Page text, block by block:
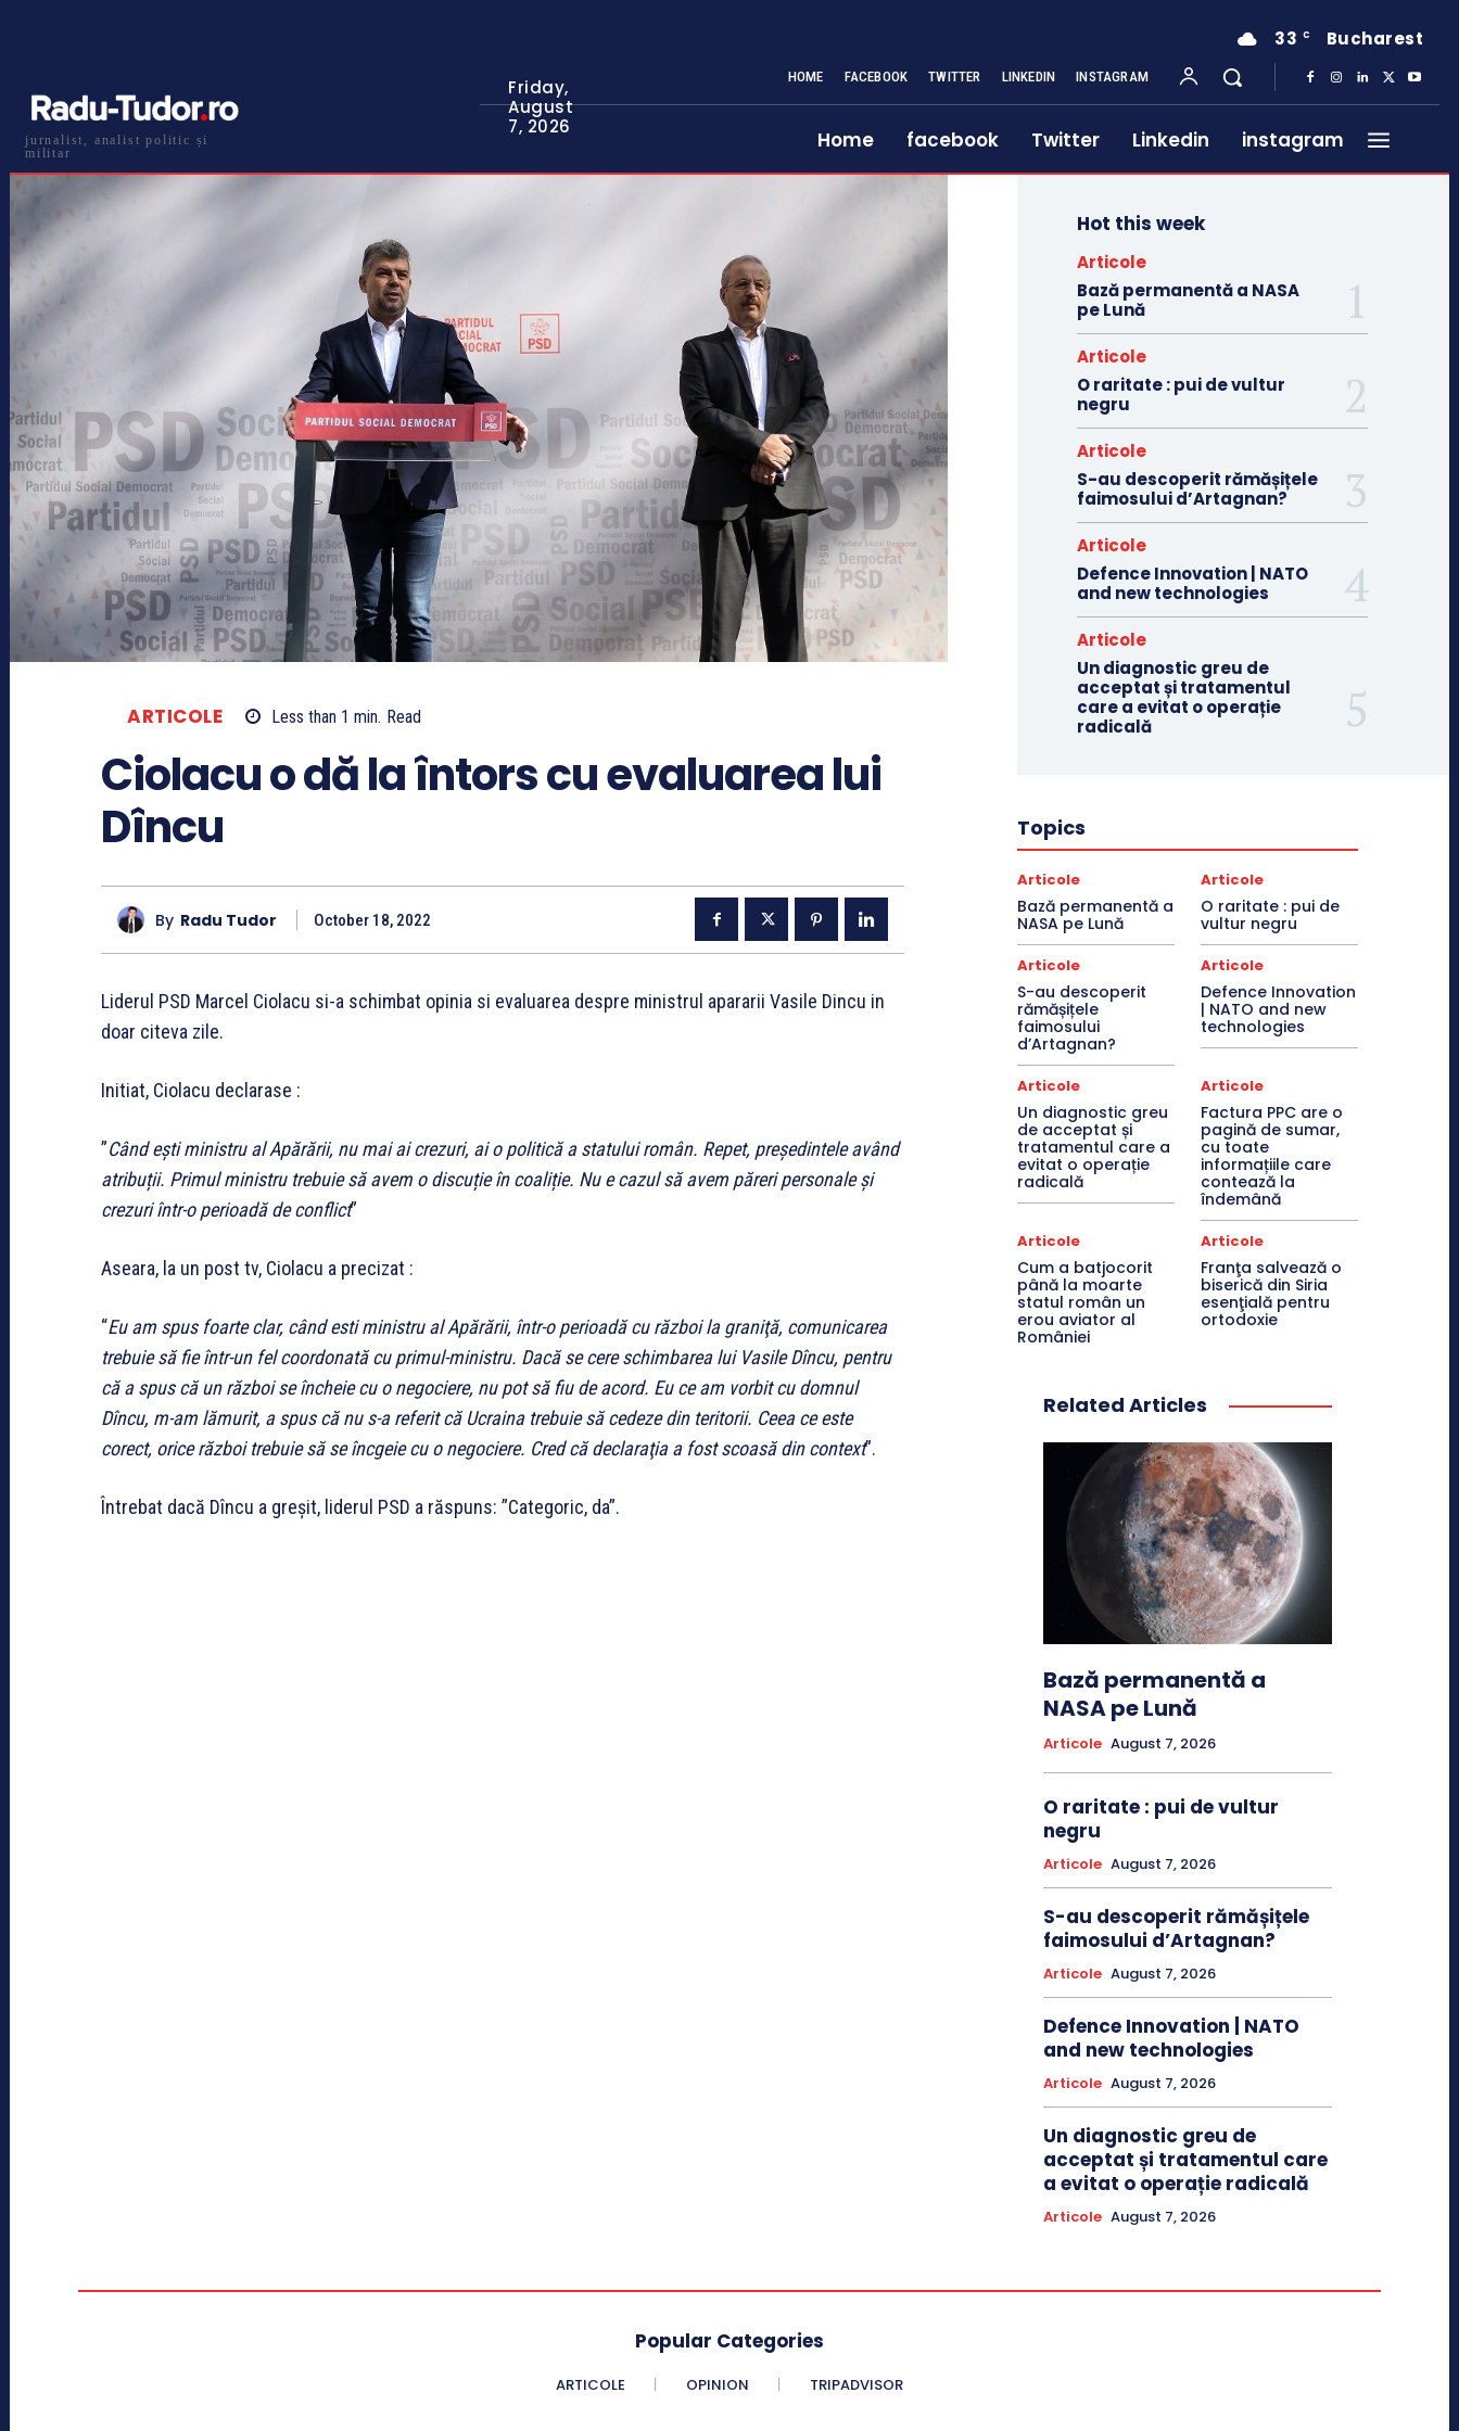
jurnalist, analist politic și
militar
Friday,
August
7, 2026
33 C Bucharest
HOME FACEBOOK TWITTER LINKEDIN INSTAGRAM
Home facebook Twitter Linkedin instagram
ARTICOLE Less than 1 min. Read
Ciolacu o dă la întors cu evaluarea lui
Dîncu
By Radu Tudor October 18, 2022
Liderul PSD Marcel Ciolacu si-a schimbat opinia si evaluarea despre ministrul apararii Vasile Dincu in
doar citeva zile.
Initiat, Ciolacu declarase :
”Când ești ministru al Apărării, nu mai ai crezuri, ai o politică a statului român. Repet, președintele având
atribuții. Primul ministru trebuie să avem o discuție în coaliție. Nu e cazul să avem păreri personale și
crezuri într-o perioadă de conflict”
Aseara, la un post tv, Ciolacu a precizat :
“Eu am spus foarte clar, când esti ministru al Apărării, într-o perioadă cu război la graniţă, comunicarea
trebuie să fie într-un fel coordonată cu primul-ministru. Dacă se cere schimbarea lui Vasile Dîncu, pentru
că a spus că un război se încheie cu o negociere, nu pot să fiu de acord. Eu ce am vorbit cu domnul
Dîncu, m-am lămurit, a spus că nu s-a referit că Ucraina trebuie să cedeze din teritorii. Ceea ce este
corect, orice război trebuie să se încgeie cu o negociere. Cred că declaraţia a fost scoasă din context”.
Întrebat dacă Dîncu a greșit, liderul PSD a răspuns: ”Categoric, da”.
Hot this week
Articole
Bază permanentă a NASA
pe Lună
Articole
O raritate : pui de vultur
negru
Articole
S-au descoperit rămășițele
faimosului d’Artagnan?
Articole
Defence Innovation | NATO
and new technologies
Articole
Un diagnostic greu de
acceptat și tratamentul
care a evitat o operație
radicală
Topics
Articole
Bază permanentă a
NASA pe Lună
Articole
O raritate : pui de
vultur negru
Articole
S-au descoperit
rămășițele
faimosului
d’Artagnan?
Articole
Defence Innovation
| NATO and new
technologies
Articole
Un diagnostic greu
de acceptat și
tratamentul care a
evitat o operație
radicală
Articole
Factura PPC are o
pagină de sumar,
cu toate
informațiile care
contează la
îndemână
Articole
Cum a batjocorit
până la moarte
statul român un
erou aviator al
României
Articole
Franţa salvează o
biserică din Siria
esenţială pentru
ortodoxie
Related Articles
Bază permanentă a
NASA pe Lună
Articole August 7, 2026
O raritate : pui de vultur
negru
Articole August 7, 2026
S-au descoperit rămășițele
faimosului d’Artagnan?
Articole August 7, 2026
Defence Innovation | NATO
and new technologies
Articole August 7, 2026
Un diagnostic greu de
acceptat și tratamentul care
a evitat o operație radicală
Articole August 7, 2026
Popular Categories
ARTICOLE OPINION TRIPADVISOR